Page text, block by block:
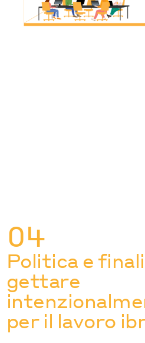
04
Politica e
gettare
per il lavoro